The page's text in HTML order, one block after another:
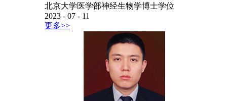
北京大学医学部神经生物学博士学位
2023 - 07 - 11
更多>>